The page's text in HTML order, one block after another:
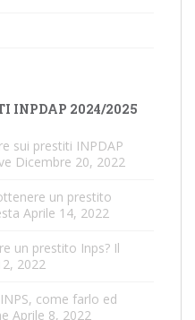
INPDAP 2024/2025
sui prestiti INPDAP
Dicembre 20, 2022
un prestito
Aprile 14, 2022
un prestito Inps? Il
2022
come farlo ed
Aprile 8, 2022